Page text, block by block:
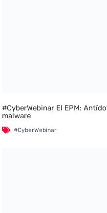
#CyberWebinar El EPM:
malware
#CyberWebinar